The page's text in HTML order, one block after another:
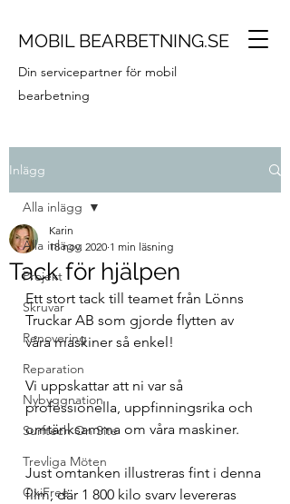
MOBIL BEARBETNING.SE
Din servicepartner för mobil
bearbetning
Inlägg
Alla inlägg
Projekt
Skruvar
Renovering
Reparation
Nybyggnation
Surftech On Site
Trevliga Möten
OxiFree
Alla inlägg
Tack för hjälpen
Karin
18 nov. 2020 1 min läsning
Ett stort tack till teamet från Lönns
Truckar AB som gjorde flytten av
våra maskiner så enkel!
Vi uppskattar att ni var så
professionella, uppfinningsrika och
omtänksamma om våra maskiner.
Just omtanken illustreras fint i denna
film, där 1 800 kilo svarv levereras